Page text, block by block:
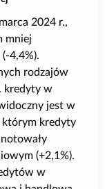
2024 r.,
mniej
4,4%).
rodzajów
kredyty w
jest w
którym kredyty
(+2,1%).
w